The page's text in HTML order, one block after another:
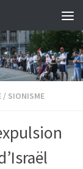
/ SIONISME